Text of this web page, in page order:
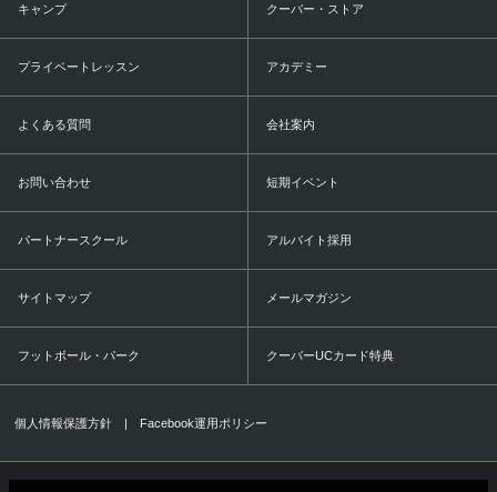
キャンプ クーバー・ストア
プライベートレッスン アカデミー
よくある質問 会社案内
お問い合わせ 短期イベント
パートナースクール アルバイト採用
サイトマップ メールマガジン
フットボール・パーク クーバーUCカード特典
個人情報保護方針 | Facebook運用ポリシー